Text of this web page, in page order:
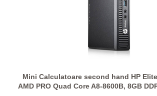
Mini Calculatoare second hand HP
AMD PRO Quad Core A8-8600B, 8GB